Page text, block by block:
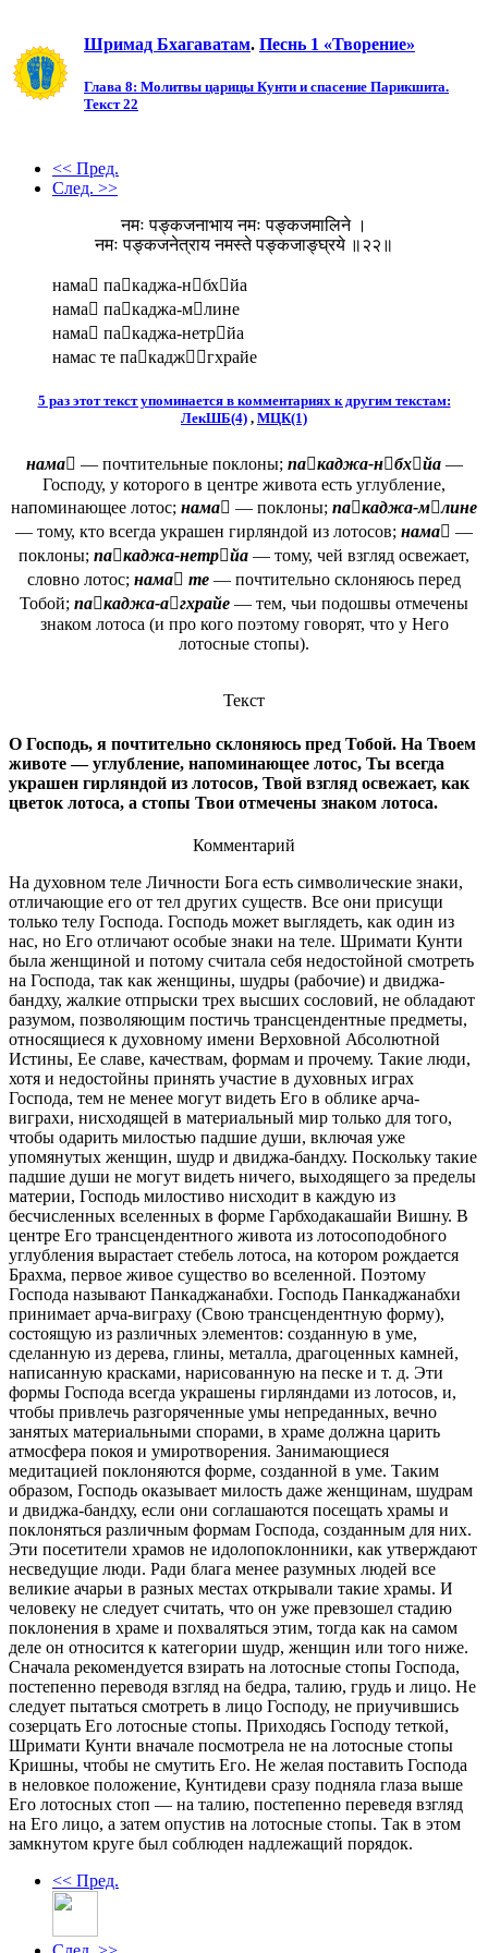
Шримад Бхагаватам. Песнь 1 «Творение»
Глава 8: Молитвы царицы Кунти и спасение Парикшита.
Текст 22
<< Пред.
След. >>
नमः पङ्कजनाभाय नमः पङ्कजमालिने ।
नमः पङ्कजनेत्राय नमस्ते पङ्कजाङ्घ्रये ॥२२॥
нама пакаджа-нбхйа
нама пакаджа-млине
нама пакаджа-нетрйа
намас те пакаджгхрайе
5 раз этот текст упоминается в комментариях к другим текстам:
ЛекШБ(4) , МЦК(1)
нама — почтительные поклоны; пакаджа-нбхйа—
Господу, у которого в центре живота есть углубление,
напоминающее лотос; нама — поклоны; пакаджа-млине
— тому, кто всегда украшен гирляндой из лотосов; нама —
поклоны; пакаджа-нетрйа — тому, чей взгляд освежает,
словно лотос; нама те — почтительно склоняюсь перед
Тобой; пакаджа-агхрайе — тем, чьи подошвы отмечены
знаком лотоса (и про кого поэтому говорят, что у Него
лотосные стопы).
Текст
О Господь, я почтительно склоняюсь пред Тобой. На Твоем
животе — углубление, напоминающее лотос, Ты всегда
украшен гирляндой из лотосов, Твой взгляд освежает, как
цветок лотоса, а стопы Твои отмечены знаком лотоса.
Комментарий
На духовном теле Личности Бога есть символические знаки,
отличающие его от тел других существ. Все они присущи
только телу Господа. Господь может выглядеть, как один из
нас, но Его отличают особые знаки на теле. Шримати Кунти
была женщиной и потому считала себя недостойной смотреть
на Господа, так как женщины, шудры (рабочие) и двиджа-
бандху, жалкие отпрыски трех высших сословий, не обладают
разумом, позволяющим постичь трансцендентные предметы,
относящиеся к духовному имени Верховной Абсолютной
Истины, Ее славе, качествам, формам и прочему. Такие люди,
хотя и недостойны принять участие в духовных играх
Господа, тем не менее могут видеть Его в облике арча-
виграхи, нисходящей в материальный мир только для того,
чтобы одарить милостью падшие души, включая уже
упомянутых женщин, шудр и двиджа-бандху. Поскольку такие
падшие души не могут видеть ничего, выходящего за пределы
материи, Господь милостиво нисходит в каждую из
бесчисленных вселенных в форме Гарбходакашайи Вишну. В
центре Его трансцендентного живота из лотосоподобного
углубления вырастает стебель лотоса, на котором рождается
Брахма, первое живое существо во вселенной. Поэтому
Господа называют Панкаджанабхи. Господь Панкаджанабхи
принимает арча-виграху (Свою трансцендентную форму),
состоящую из различных элементов: созданную в уме,
сделанную из дерева, глины, металла, драгоценных камней,
написанную красками, нарисованную на песке и т. д. Эти
формы Господа всегда украшены гирляндами из лотосов, и,
чтобы привлечь разгоряченные умы непреданных, вечно
занятых материальными спорами, в храме должна царить
атмосфера покоя и умиротворения. Занимающиеся
медитацией поклоняются форме, созданной в уме. Таким
образом, Господь оказывает милость даже женщинам, шудрам
и двиджа-бандху, если они соглашаются посещать храмы и
поклоняться различным формам Господа, созданным для них.
Эти посетители храмов не идолопоклонники, как утверждают
несведущие люди. Ради блага менее разумных людей все
великие ачарьи в разных местах открывали такие храмы. И
человеку не следует считать, что он уже превзошел стадию
поклонения в храме и похваляться этим, тогда как на самом
деле он относится к категории шудр, женщин или того ниже.
Сначала рекомендуется взирать на лотосные стопы Господа,
постепенно переводя взгляд на бедра, талию, грудь и лицо. Не
следует пытаться смотреть в лицо Господу, не приучившись
созерцать Его лотосные стопы. Приходясь Господу теткой,
Шримати Кунти вначале посмотрела не на лотосные стопы
Кришны, чтобы не смутить Его. Не желая поставить Господа
в неловкое положение, Кунтидеви сразу подняла глаза выше
Его лотосных стоп — на талию, постепенно переведя взгляд
на Его лицо, а затем опустив на лотосные стопы. Так в этом
замкнутом круге был соблюден надлежащий порядок.
<< Пред.